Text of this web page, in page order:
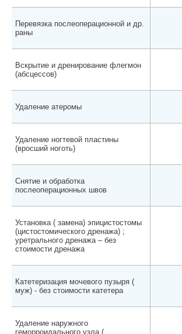
Перевязка послеоперационной и др.
раны
Вскрытие и дренирование флегмон
(абсцессов)
Удаление атеромы
Удаление ногтевой пластины
(вросший ноготь)
Снятие и обработка
послеоперационных швов
Установка ( замена) эпицистостомы
(цистостомического дренажа) ;
уретрального дренажа – без
стоимости дренажа
Катетеризация мочевого пузыря (
муж) - без стоимости катетера
Удаление наружного
геморроидального узла (